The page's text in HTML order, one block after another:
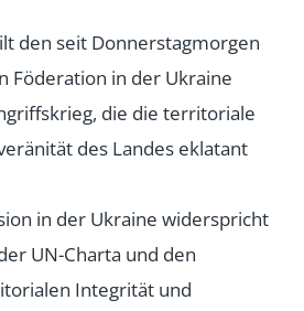
den seit Donnerstagmorgen
Föderation in der Ukraine
die die territoriale
des Landes eklatant
in der Ukraine widerspricht
UN-Charta und den
Integrität und